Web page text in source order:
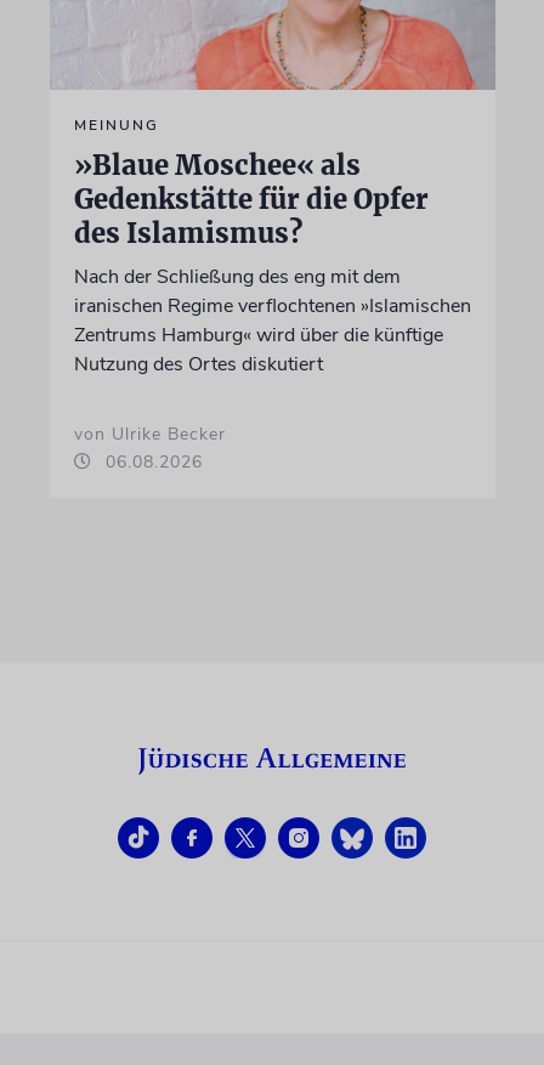
MEINUNG
»Blaue Moschee« als
Gedenkstätte für die Opfer
des Islamismus?
Nach der Schließung des eng mit dem
iranischen Regime verflochtenen »Islamischen
Zentrums Hamburg« wird über die künftige
Nutzung des Ortes diskutiert
von Ulrike Becker
06.08.2026